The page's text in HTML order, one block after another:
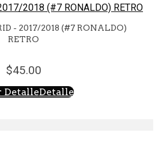
2018 (#7 RONALDO) RETRO
- 2017/2018 (#7 RONALDO)
RETRO
45.00
DetalleDetalle